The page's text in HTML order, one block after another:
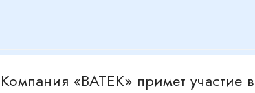
Компания «ВАТЕК» примет участие